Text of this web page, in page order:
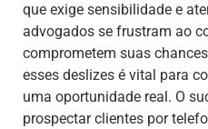
que exige sensibilidade e
advogados se frustram ao
comprometem suas
esses deslizes é vital para
uma oportunidade real. O
prospectar clientes por